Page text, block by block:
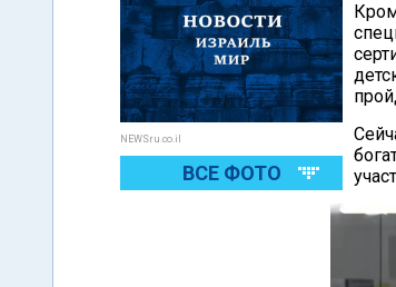
NEWSru.co.il
ВСЕ ФОТО